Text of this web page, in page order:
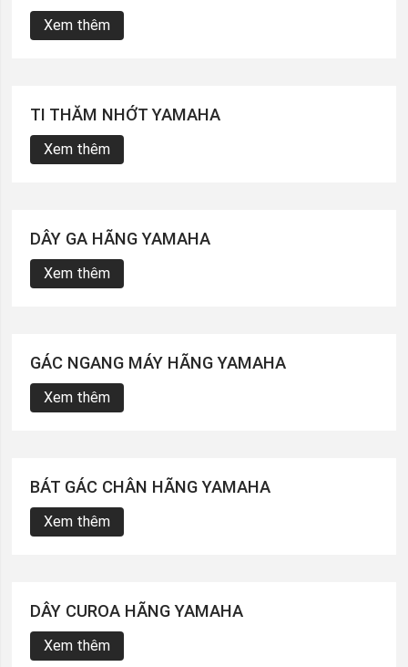
Xem thêm
TI THĂM NHỚT YAMAHA
Xem thêm
DÂY GA HÃNG YAMAHA
Xem thêm
GÁC NGANG MÁY HÃNG YAMAHA
Xem thêm
BÁT GÁC CHÂN HÃNG YAMAHA
Xem thêm
DÂY CUROA HÃNG YAMAHA
Xem thêm